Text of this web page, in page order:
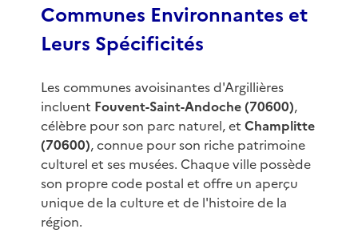
Communes Environnantes et
Leurs Spécificités
Les communes avoisinantes d'Argillières
incluent Fouvent-Saint-Andoche (70600),
célèbre pour son parc naturel, et Champlitte
(70600), connue pour son riche patrimoine
culturel et ses musées. Chaque ville possède
son propre code postal et offre un aperçu
unique de la culture et de l'histoire de la
région.